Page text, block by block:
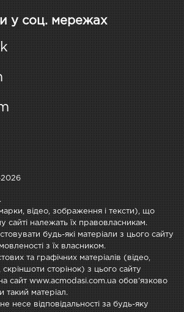
у соц. мережах
2026
відео, зображення і тексти), що
сайті належать їх правовласникам.
будь-які матеріали з цього сайту
з їх власником.
та графічних матеріалів (відео,
сторінок) з цього сайту
сайт www.acmodasi.com.ua обов'язково
такий матеріал.
несе відповідальності за будь-яку